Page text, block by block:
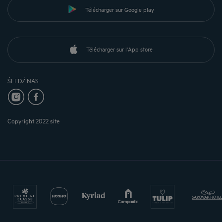
Télécharger sur Google play
Télécharger sur l'App store
ŚLEDŹ NAS
Copyright 2022 site